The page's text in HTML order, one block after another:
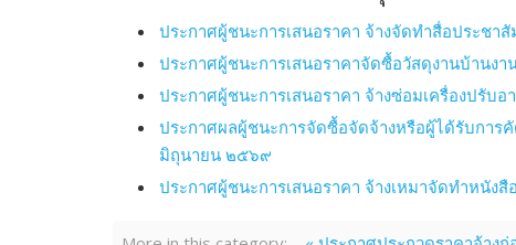
ประกาศผู้ชนะการเสนอราคา จ้างจัดทำสื่อประชาสั
ประกาศผู้ชนะการเสนอราคาจัดซื้อวัสดุงานบ้านงา
ประกาศผู้ชนะการเสนอราคา จ้างซ่อมเครื่องปรับ
ประกาศผลผู้ชนะการจัดซื้อจัดจ้างหรือผู้ได้รับการ
มิถุนายน ๒๕๖๙
ประกาศผู้ชนะการเสนอราคา จ้างเหมาจัดทำหนัง